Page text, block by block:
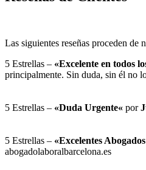
Las siguientes reseñas proceden de
5 Estrellas – «Excelente en todos
principalmente. Sin duda, sin él no
5 Estrellas – «Duda Urgente« por
5 Estrellas – «Excelentes
abogadolaboralbarcelona.es